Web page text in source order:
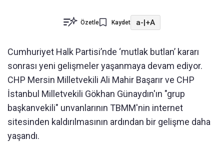
Özetle Kaydet a-|+A
Cumhuriyet Halk Partisi’nde ‘mutlak butlan’ kararı
sonrası yeni gelişmeler yaşanmaya devam ediyor.
CHP Mersin Milletvekili Ali Mahir Başarır ve CHP
İstanbul Milletvekili Gökhan Günaydın'ın "grup
başkanvekili" unvanlarının TBMM'nin internet
sitesinden kaldırılmasının ardından bir gelişme daha
yaşandı.